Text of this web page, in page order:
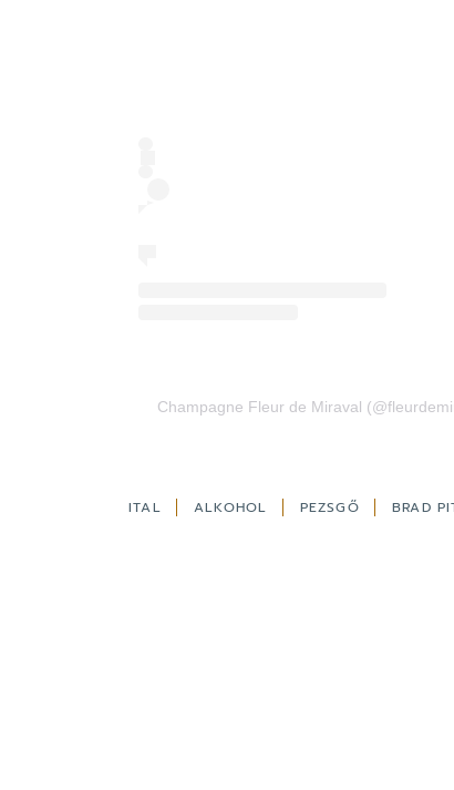
Champagne Fleur de Miraval
ITAL ALKOHOL PEZSGŐ BRAD